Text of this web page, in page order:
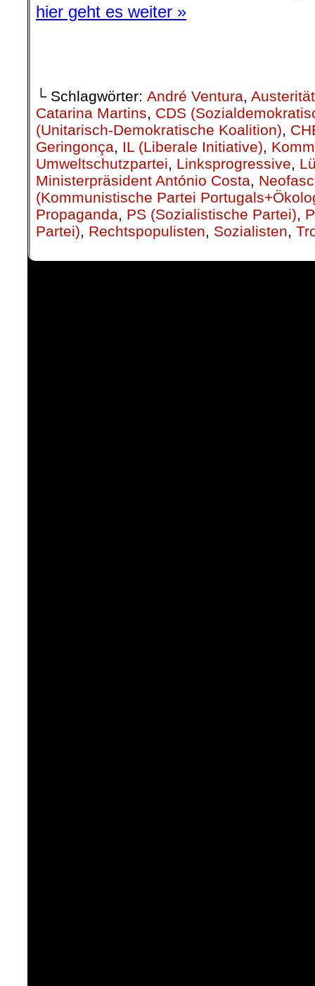
hier geht es weiter »
└ Schlagwörter: André Ventura,
Catarina Martins, CDS
(Unitarisch-Demokratische Koalition),
Geringonça, IL (Liberale Initiative),
Umweltschutzpartei, Linksprogressive,
Ministerpräsident António Costa,
(Kommunistische Partei
Propaganda, PS (Sozialistische Partei),
Partei), Rechtspopulisten, Sozialisten,